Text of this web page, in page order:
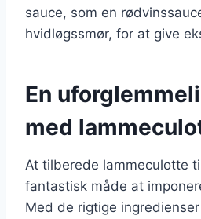
sauce, som en
hvidløgssmør, for at give
En
med
At tilberede lammeculotte
fantastisk måde at
Med de rigtige